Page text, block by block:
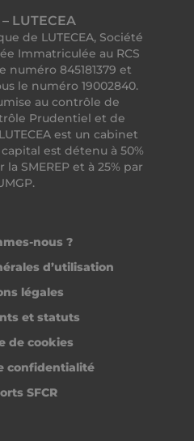
LUTECEA
de LUTECEA, Société
Immatriculée au RCS
numéro 845181379 et
le numéro 19002840.
au contrôle de
Prudentiel et de
est un cabinet
est détenu à 50%
la SMEREP et à 25% par
nous ?
d’utilisation
légales
et statuts
de cookies
confidentialité
SFCR